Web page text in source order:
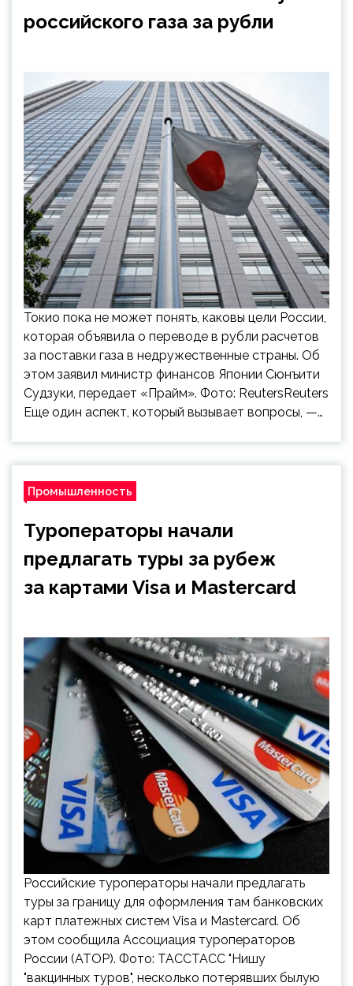
российского газа за рубли
Токио пока не может понять, каковы цели России,
которая объявила о переводе в рубли расчетов
за поставки газа в недружественные страны. Об
этом заявил министр финансов Японии Сюнъити
Судзуки, передает «Прайм». Фото: ReutersReuters
Еще один аспект, который вызывает вопросы, —…
Промышленность
Туроператоры начали
предлагать туры за рубеж
за картами Visa и Mastercard
Российские туроператоры начали предлагать
туры за границу для оформления там банковских
карт платежных систем Visa и Mastercard. Об
этом сообщила Ассоциация туроператоров
России (АТОР). Фото: ТАССТАСС "Нишу
"вакцинных туров", несколько потерявших былую